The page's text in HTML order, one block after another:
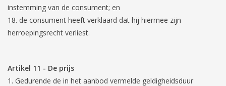
instemming van de consument; en
de consument heeft verklaard dat hij hiermee zijn
herroepingsrecht verliest.
Artikel 11 - De prijs
Gedurende de in het aanbod vermelde geldigheidsduur